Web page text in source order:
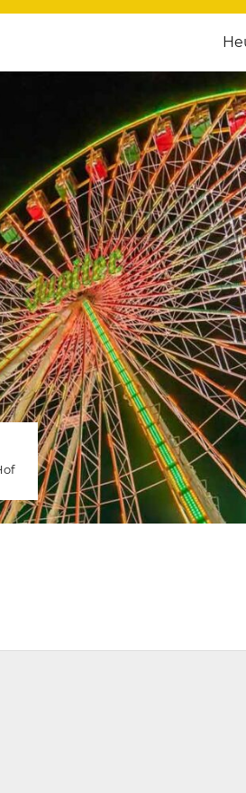
und Hochfranken. Täglich aktuelle